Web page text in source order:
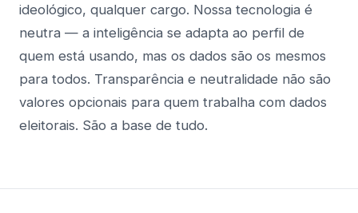
ideológico, qualquer cargo. Nossa tecnologia é
neutra — a inteligência se adapta ao perfil de
quem está usando, mas os dados são os mesmos
para todos. Transparência e neutralidade não são
valores opcionais para quem trabalha com dados
eleitorais. São a base de tudo.